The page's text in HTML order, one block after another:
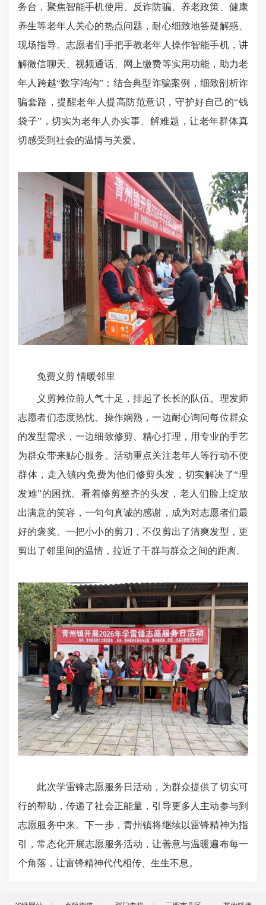
务台，聚焦智能手机使用、反诈防骗、养老政策、健康
养生等老年人关心的热点问题，耐心细致地答疑解惑、
现场指导。志愿者们手把手教老年人操作智能手机，讲
解微信聊天、视频通话、网上缴费等实用功能，助力老
年人跨越“数字鸿沟”；结合典型诈骗案例，细致剖析诈
骗套路，提醒老年人提高防范意识，守护好自己的“钱
袋子”，切实为老年人办实事、解难题，让老年群体真
切感受到社会的温情与关爱。
免费义剪 情暖邻里
义剪摊位前人气十足，排起了长长的队伍。理发师
志愿者们态度热忱、操作娴熟，一边耐心询问每位群众
的发型需求，一边细致修剪、精心打理，用专业的手艺
为群众带来贴心服务。活动重点关注老年人等行动不便
群体，走入镇内免费为他们修剪头发，切实解决了“理
发难”的困扰。看着修剪整齐的头发，老人们脸上绽放
出满意的笑容，一句句真诚的感谢，成为对志愿者们最
好的褒奖。一把小小的剪刀，不仅剪出了清爽发型，更
剪出了邻里间的温情，拉近了干群与群众之间的距离。
此次学雷锋志愿服务日活动，为群众提供了切实可
行的帮助，传递了社会正能量，引导更多人主动参与到
志愿服务中来。下一步，青州镇将继续以雷锋精神为指
引，常态化开展志愿服务活动，让善意与温暖遍布每一
个角落，让雷锋精神代代相传、生生不息。